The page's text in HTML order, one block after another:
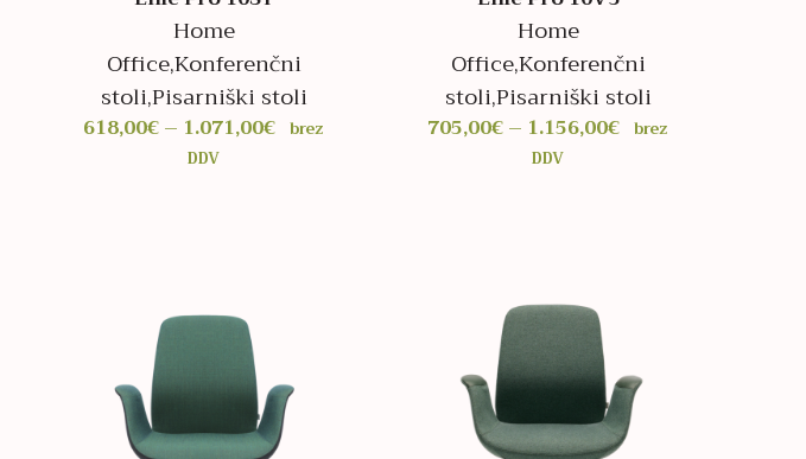
Home
Office,Konferenčni
stoli,Pisarniški stoli
618,00€– 1.071,00€Cenovni
brez
DDV
Home
Office,Konferenčni
stoli,Pisarniški stoli
705,00€– 1.156,00€Cenovni
brez
DDV